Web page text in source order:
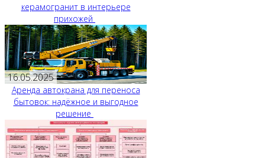
керамогранит в интерьере
прихожей
16.05.2025
Аренда автокрана для переноса
бытовок: надёжное и выгодное
решение